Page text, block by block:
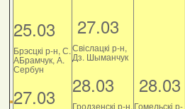
25.03
Брэсцкі р-н, С.
АБрамчук, А.
Сербун
27.03
27.03
Свіслацкі р-н,
Дз. Шыманчук
28.03
Гродзенскі р-н,
28.03
Гомельскі р-